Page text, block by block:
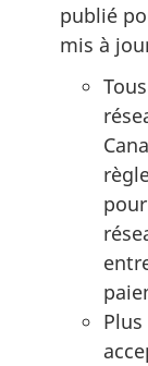
publié
mis à